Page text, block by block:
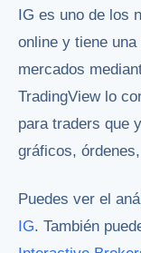
IG es uno de los
online y tiene
mercados
TradingView lo
para traders que
gráficos,
Puedes ver el
IG. También